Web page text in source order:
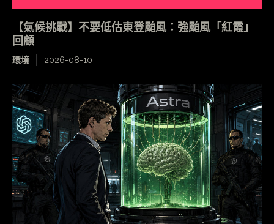
【氣候挑戰】不要低估東登颱風：強颱風「紅霞」
回顧
環境 2026-08-10